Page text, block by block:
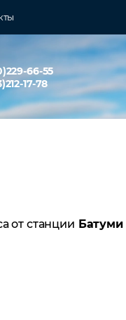
66-55
17-78
от станции Батуми